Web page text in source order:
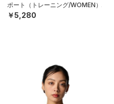
ポート（トレーニング/WOMEN）
￥5,280